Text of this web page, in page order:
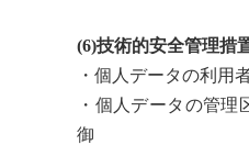
(6)技術的安全管理措
・個人データの利用
・個人データの管理
御